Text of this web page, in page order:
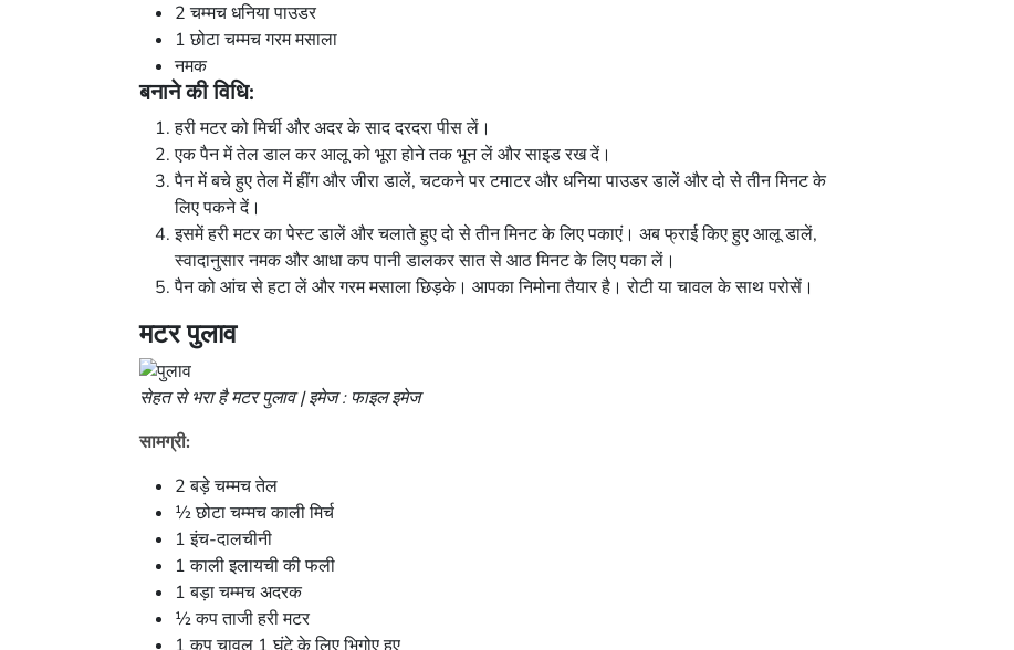
2 चम्मच धनिया पाउडर
1 छोटा चम्मच गरम मसाला
नमक
बनाने की विधि:
हरी मटर को मिर्ची और अदर के साद दरदरा पीस लें।
एक पैन में तेल डाल कर आलू को भूरा होने तक भून लें और साइड रख दें।
पैन में बचे हुए तेल में हींग और जीरा डालें, चटकने पर टमाटर और धनिया पाउडर डालें और दो से तीन मिनट के
लिए पकने दें।
इसमें हरी मटर का पेस्ट डालें और चलाते हुए दो से तीन मिनट के लिए पकाएं। अब फ्राई किए हुए आलू डालें,
स्वादानुसार नमक और आधा कप पानी डालकर सात से आठ मिनट के लिए पका लें।
पैन को आंच से हटा लें और गरम मसाला छिड़के। आपका निमोना तैयार है। रोटी या चावल के साथ परोसें।
मटर पुलाव
सेहत से भरा है मटर पुलाव | इमेज : फाइल इमेज
सामग्री:
2 बड़े चम्मच तेल
½ छोटा चम्मच काली मिर्च
1 इंच-दालचीनी
1 काली इलायची की फली
1 बड़ा चम्मच अदरक
½ कप ताजी हरी मटर